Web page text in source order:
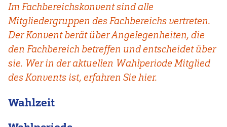
our
English
main
page
instead.
Im Fachbereichskonvent sind alle
Mitgliedergruppen des Fachbereichs vertreten.
Der Konvent berät über Angelegenheiten, die
den Fachbereich betreffen und entscheidet über
sie. Wer in der aktuellen Wahlperiode Mitglied
des Konvents ist, erfahren Sie hier.
Wahlzeit